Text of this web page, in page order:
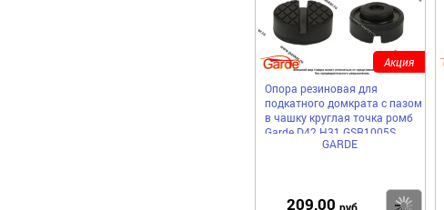
Опора резиновая для
подкатного домкрата с пазом
в чашку круглая точка ромб
Garde D42 H31 GSR1005S
GARDE
209,00
Акция